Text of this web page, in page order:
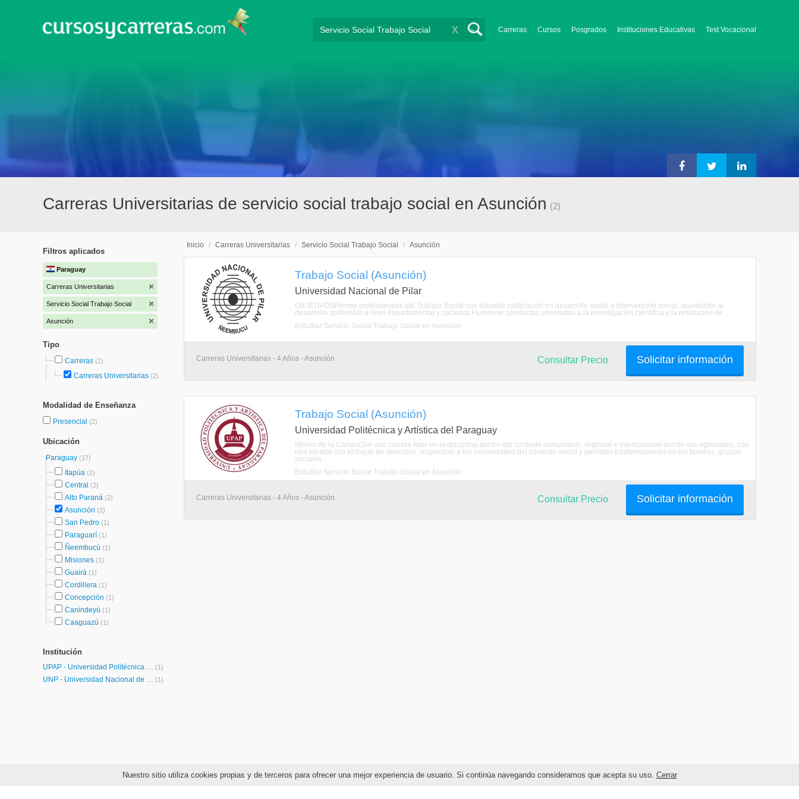
Nuestro sitio utiliza cookies propias y de terceros para ofrecer una mejor experiencia de usuario. Si continúa navegando consideramos que acepta su uso. Cerrar
Carreras Cursos Posgrados Instituciones Educativas Test Vocacional
X
Carreras Universitarias de servicio social trabajo social en Asunción (2)
Filtros aplicados
Paraguay
Carreras Universitarias
Servicio Social Trabajo Social
Asunción
Tipo
Carreras (2)
Carreras Universitarias (2)
Modalidad de Enseñanza
Presencial (2)
Ubicación
Paraguay (17)
Itapúa (2)
Central (2)
Alto Paraná (2)
Asunción (2)
San Pedro (1)
Paraguarí (1)
Ñeembucú (1)
Misiones (1)
Guairá (1)
Cordillera (1)
Concepción (1)
Canindeyú (1)
Caaguazú (1)
Institución
UPAP - Universidad Politécnica y Artística del Paraguay (1)
UNP - Universidad Nacional de Pilar (1)
Inicio / Carreras Universitarias / Servicio Social Trabajo Social / Asunción
Trabajo Social (Asunción)
Universidad Nacional de Pilar
OBJETIVOSFormar profesionales del Trabajo Social con elevada calificación en desarrollo social e intervención social, apuntando al
desarrollo sostenible a nivel departamental y nacional.Favorecer conductas orientadas a la investigación científica y la resolución de ...
Estudiar Servicio Social Trabajo Social en Asunción
Carreras Universitarias - 4 Años - Asunción Solicitar información
Consultar Precio
Trabajo Social (Asunción)
Universidad Politécnica y Artística del Paraguay
Misión de la CarreraSer una carrera líder en la disciplina dentro del contexto comunitario, regional e internacional donde sus egresados, con
una mirada con enfoque de derechos, respondan a las necesidades del contexto social y permitan trasformaciones en las familias, grupos
sociales ...
Estudiar Servicio Social Trabajo Social en Asunción
Carreras Universitarias - 4 Años - Asunción Solicitar información
Consultar Precio